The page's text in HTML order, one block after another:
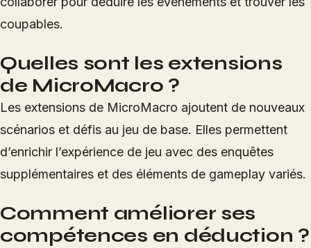
coupables.
Quelles sont les extensions
de MicroMacro ?
Les extensions de MicroMacro ajoutent de nouveaux
scénarios et défis au jeu de base. Elles permettent
d’enrichir l’expérience de jeu avec des enquêtes
supplémentaires et des éléments de gameplay variés.
Comment améliorer ses
compétences en déduction ?